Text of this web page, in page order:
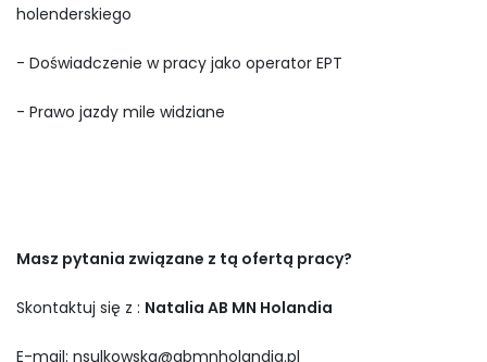
holenderskiego
- Doświadczenie w pracy jako operator EPT
- Prawo jazdy mile widziane
Masz pytania związane z tą ofertą pracy?
Skontaktuj się z : Natalia AB MN Holandia
E-mail: nsulkowska@abmnholandia.pl